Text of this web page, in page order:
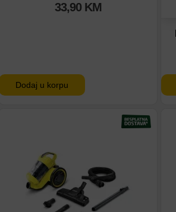
33,90 KM
Dodaj u korpu